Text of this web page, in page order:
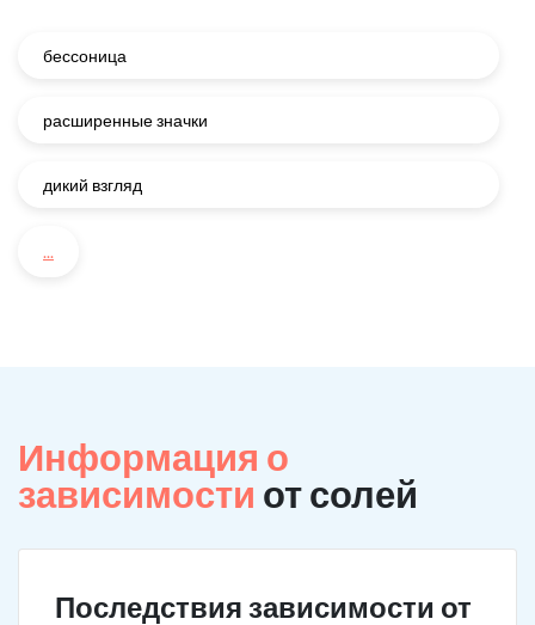
бессоница
расширенные значки
дикий взгляд
...
Информация о
зависимости от солей
Последствия зависимости от